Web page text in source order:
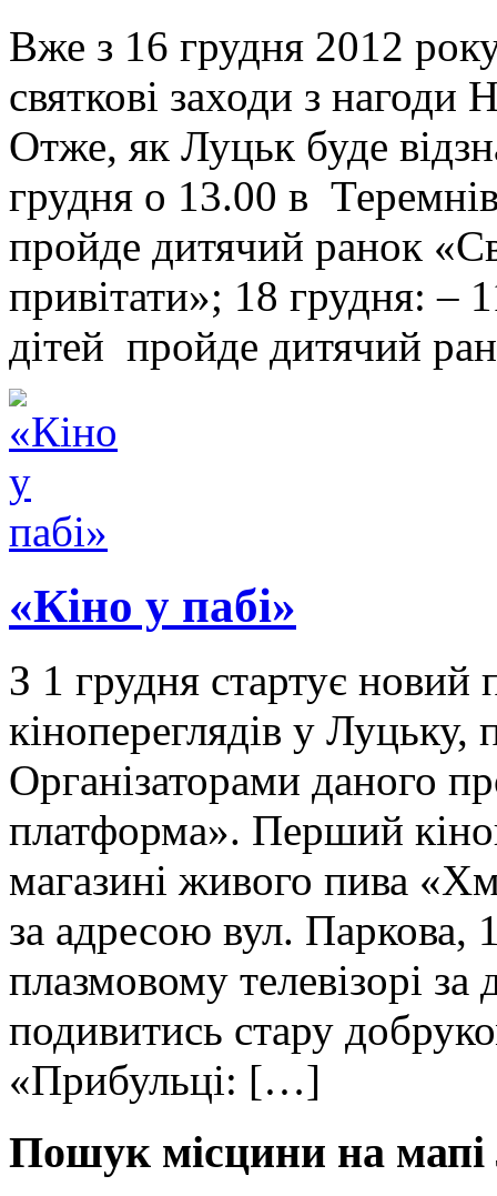
Вже з 16 грудня 2012
святкові заходи з нагоди
Отже, як Луцьк буде
грудня о 13.00 в
пройде дитячий ранок
привітати»; 18 грудня: –
дітей пройде дитячий
«Кіно у пабі»
З 1 грудня стартує новий
кінопереглядів у Луцьку,
Організаторами даного
платформа». Перший
магазині живого пива
за адресою вул.
плазмовому телевізорі
подивитись стару
«Прибульці: […]
Пошук місцини на